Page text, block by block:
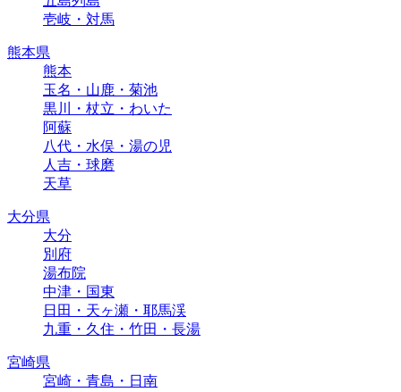
壱岐・対馬
熊本県
熊本
玉名・山鹿・菊池
黒川・杖立・わいた
阿蘇
八代・水俣・湯の児
人吉・球磨
天草
大分県
大分
別府
湯布院
中津・国東
日田・天ヶ瀬・耶馬渓
九重・久住・竹田・長湯
宮崎県
宮崎・青島・日南